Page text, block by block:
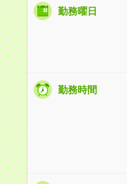
勤務曜日
勤務時間